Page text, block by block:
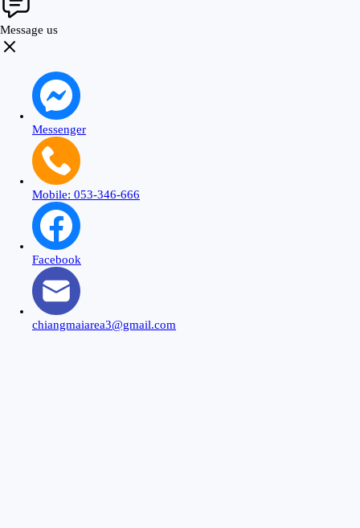
Message us
Messenger
Mobile: 053-346-666
Facebook
chiangmaiarea3@gmail.com